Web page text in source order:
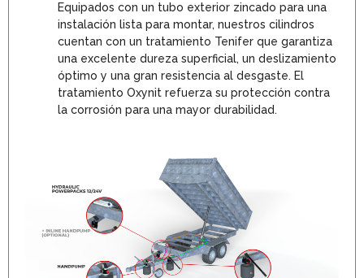
Equipados con un tubo exterior zincado para una
instalación lista para montar, nuestros cilindros
cuentan con un tratamiento Tenifer que garantiza
una excelente dureza superficial, un deslizamiento
óptimo y una gran resistencia al desgaste. El
tratamiento Oxynit refuerza su protección contra
la corrosión para una mayor durabilidad.